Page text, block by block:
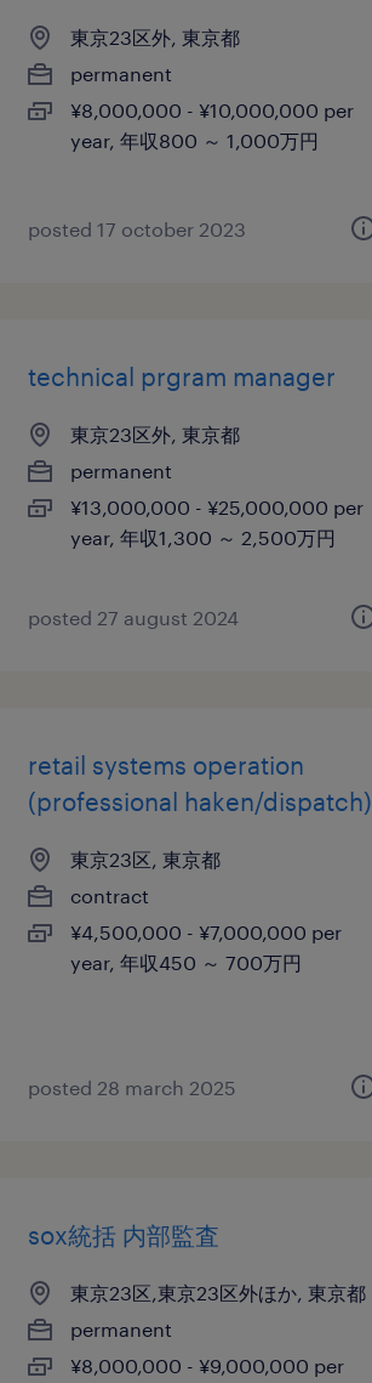
東京23区外, 東京都
permanent
¥8,000,000 - ¥10,000,000 per
year, 年収800 ～ 1,000万円
posted 17 october 2023
technical prgram manager
東京23区外, 東京都
permanent
¥13,000,000 - ¥25,000,000 per
year, 年収1,300 ～ 2,500万円
posted 27 august 2024
retail systems operation
(professional haken/dispatch)
東京23区, 東京都
contract
¥4,500,000 - ¥7,000,000 per
year, 年収450 ～ 700万円
posted 28 march 2025
sox統括 内部監査
東京23区,東京23区外ほか, 東京都
permanent
¥8,000,000 - ¥9,000,000 per